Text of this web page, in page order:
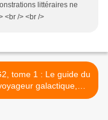
littéraires ne
<br /> <br />
tome 1 : Le guide du
galactique,
Douglas ADAMS >